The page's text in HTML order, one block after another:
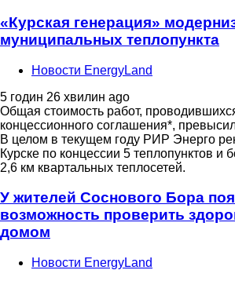
«Курская генерация»
муниципальных теплопункта
Новости EnergyLand
5 годин 26 хвилин ago
Общая стоимость работ,
концессионного соглашения*,
В целом в текущем году РИР Энерго
Курске по концессии 5 теплопунктов и
2,6 км квартальных теплосетей.
У жителей Соснового Бора
возможность проверить
домом
Новости EnergyLand